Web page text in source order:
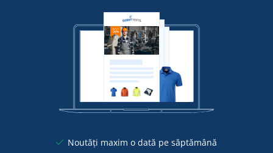
Noutăți maxim o dată pe săptămână